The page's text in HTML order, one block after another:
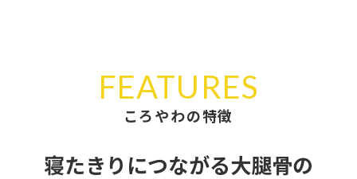
FEATURES
ころやわの特徴
寝たきりにつながる大腿骨の